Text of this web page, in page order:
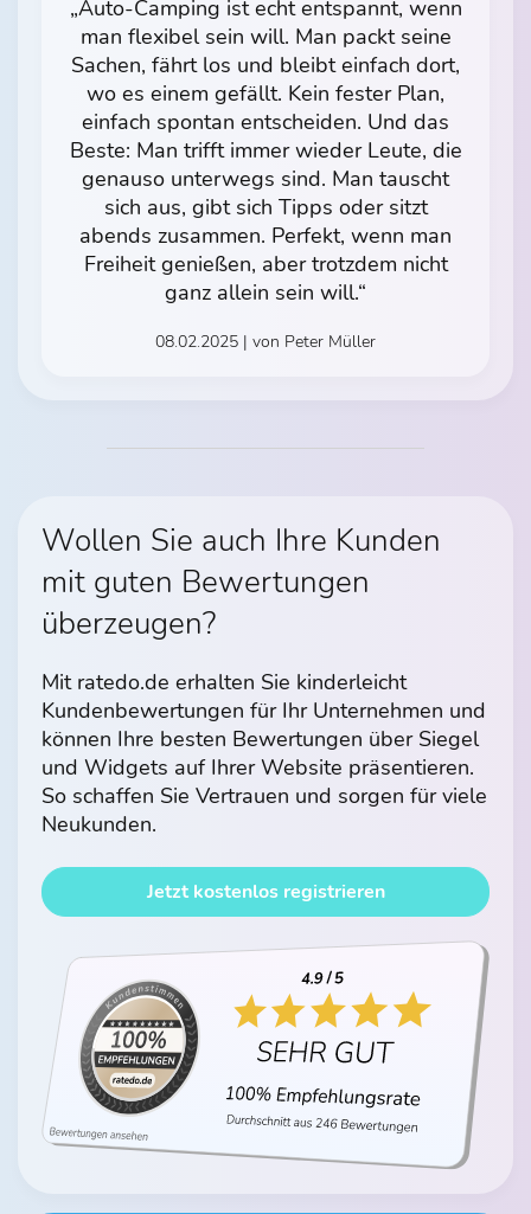
„Auto-Camping ist echt entspannt, wenn
man flexibel sein will. Man packt seine
Sachen, fährt los und bleibt einfach dort,
wo es einem gefällt. Kein fester Plan,
einfach spontan entscheiden. Und das
Beste: Man trifft immer wieder Leute, die
genauso unterwegs sind. Man tauscht
sich aus, gibt sich Tipps oder sitzt
abends zusammen. Perfekt, wenn man
Freiheit genießen, aber trotzdem nicht
ganz allein sein will.“
08.02.2025 | von Peter Müller
Wollen Sie auch Ihre Kunden
mit guten Bewertungen
überzeugen?
Mit ratedo.de erhalten Sie kinderleicht
Kundenbewertungen für Ihr Unternehmen und
können Ihre besten Bewertungen über Siegel
und Widgets auf Ihrer Website präsentieren.
So schaffen Sie Vertrauen und sorgen für viele
Neukunden.
Jetzt kostenlos registrieren